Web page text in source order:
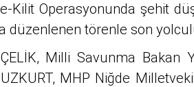
Kilit Operasyonunda şehit
düzenlenen törenle son
Milli Savunma Bakan
MHP Niğde